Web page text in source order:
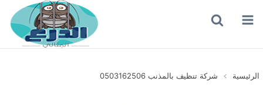
القائمة
الرئيسية شركة تنظيف بالمذنب 0503162506